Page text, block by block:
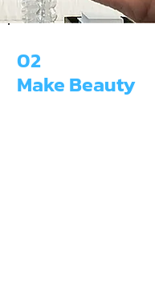
02
Make Beauty